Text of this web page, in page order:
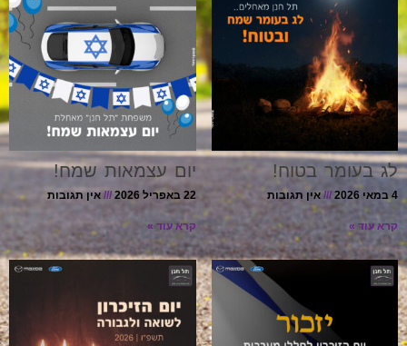
לג בעומר בטוח!
4 במאי 2026 אין תגובות
קרא עוד »
יום עצמאות שמח!
22 באפריל 2026 אין תגובות
קרא עוד »